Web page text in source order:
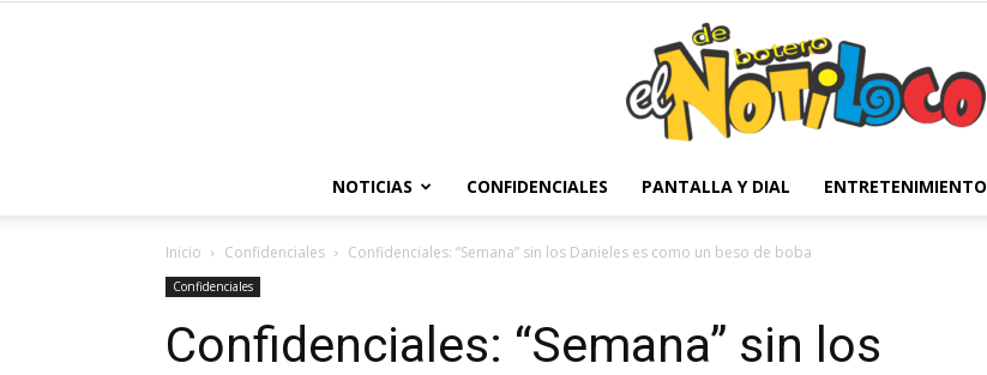
NOTICIAS CONFIDENCIALES PANTALLA Y DIAL ENTRETENIMIENTO
Inicio Confidenciales Confidenciales: “Semana” sin los Danieles es como un beso de boba
Confidenciales
Confidenciales: “Semana” sin los